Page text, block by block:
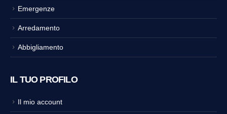
Emergenze
Arredamento
Abbigliamento
IL TUO PROFILO
Il mio account